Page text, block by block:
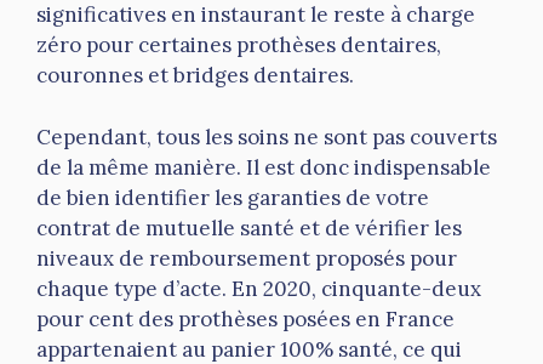
significatives en instaurant le reste à charge
zéro pour certaines prothèses dentaires,
couronnes et bridges dentaires.
Cependant, tous les soins ne sont pas couverts
de la même manière. Il est donc indispensable
de bien identifier les garanties de votre
contrat de mutuelle santé et de vérifier les
niveaux de remboursement proposés pour
chaque type d’acte. En 2020, cinquante-deux
pour cent des prothèses posées en France
appartenaient au panier 100% santé, ce qui